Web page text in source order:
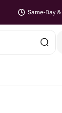
Same-Day